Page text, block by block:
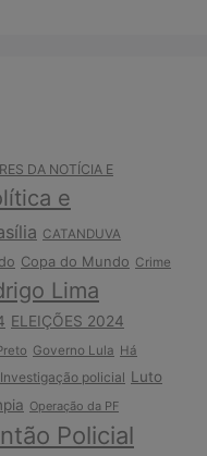
DA NOTÍCIA E
e
CATANDUVA
Copa do Mundo Crime
Lima
ELEIÇÕES 2024
Governo Lula Há
Investigação policial Luto
Operação da PF
Policial